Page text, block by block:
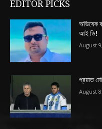
EDITOR PICKS
অভিষেক
আই ডি!
August
প্রয়াত
August